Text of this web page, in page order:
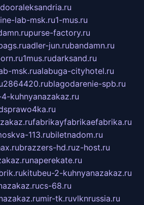
dooraleksandria.ru
lab-msk.ru1-mus.ru
purse-factory.ru
adler-jun.rubandamn.ru
1mus.rudarksand.ru
msk.rualabuga-cityhotel.ru
2864420.rublagodarenie-spb.ru
kuhnyanazakaz.ru
fabrikayfabrikaefabrika.ru
113.rubiletnadom.ru
brazzers-hd.ruz-host.ru
naperekate.ru
kitubeu-2-kuhnyanazakaz.ru
cs-68.ru
mir-tk.ruvlknrussia.ru